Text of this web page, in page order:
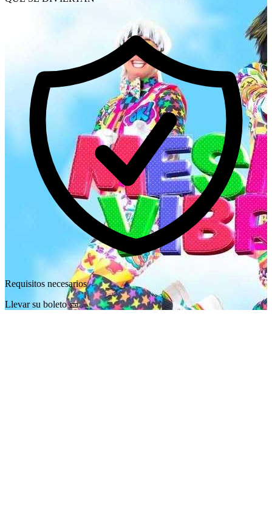
Requisitos necesarios
Llevar su boleto 🎫